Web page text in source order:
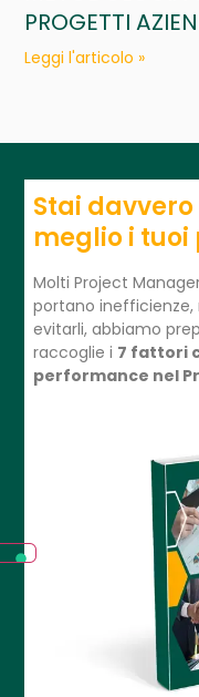
PROGETTI
Leggi l'articolo »
Stai
meglio i
Molti Project
portano inefficienze,
evitarli, abbiamo
raccoglie i 7 fattori
performance nel